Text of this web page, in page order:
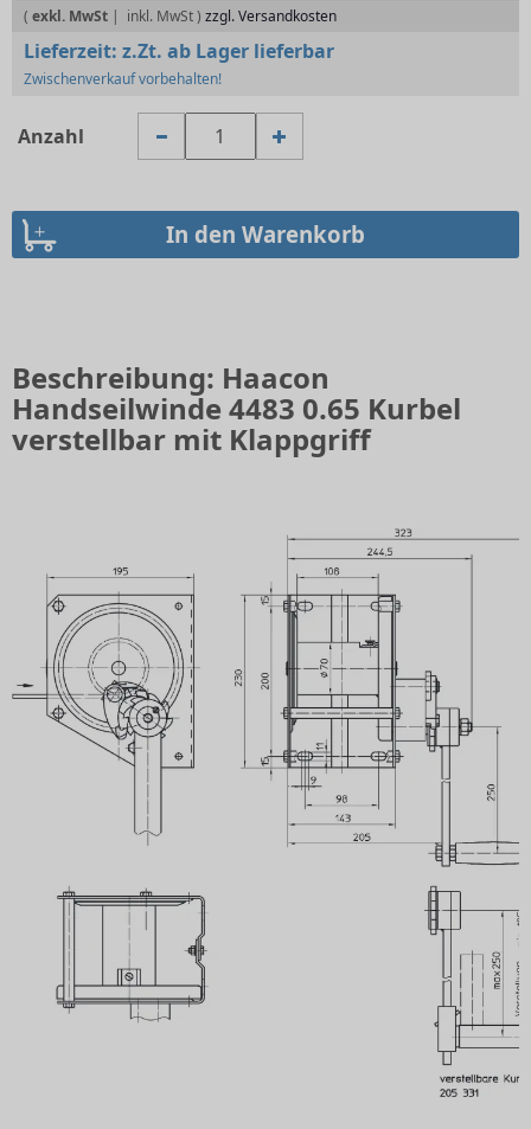
( exkl. MwSt | zzgl. Versandkosten
Lieferzeit: z.Zt. ab Lager lieferbar
Zwischenverkauf vorbehalten!
Anzahl
Beschreibung: Haacon
Handseilwinde 4483 0.65 Kurbel
verstellbar mit Klappgriff